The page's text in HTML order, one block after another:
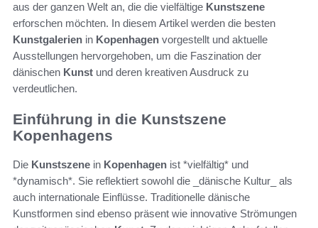
aus der ganzen Welt an, die die vielfältige Kunstszene
erforschen möchten. In diesem Artikel werden die besten
Kunstgalerien in Kopenhagen vorgestellt und aktuelle
Ausstellungen hervorgehoben, um die Faszination der
dänischen Kunst und deren kreativen Ausdruck zu
verdeutlichen.
Einführung in die Kunstszene
Kopenhagens
Die Kunstszene in Kopenhagen ist *vielfältig* und
*dynamisch*. Sie reflektiert sowohl die _dänische Kultur_ als
auch internationale Einflüsse. Traditionelle dänische
Kunstformen sind ebenso präsent wie innovative Strömungen